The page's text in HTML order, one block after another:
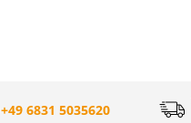
+49 6831 5035620